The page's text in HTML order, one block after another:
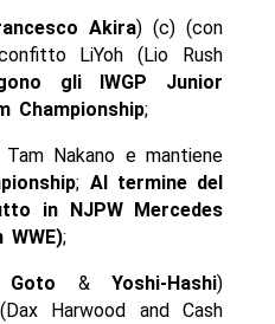
Akira) (c) (con
LiYoh (Lio Rush
gli IWGP Junior
Championship;
Nakano e mantiene
; Al termine del
in NJPW Mercedes
WWE);
Goto &Yoshi-Hashi)
Harwood and Cash